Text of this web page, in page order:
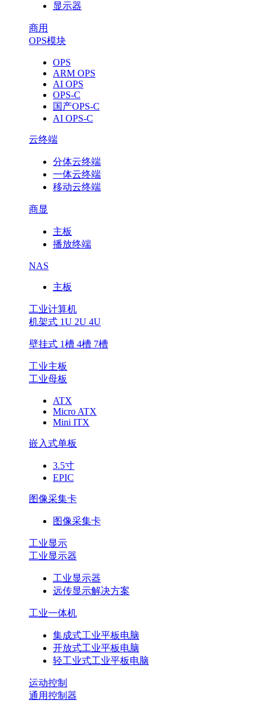
国)
显示器
商用
OPS模块
OPS
ARM OPS
AI OPS
OPS-C
国产OPS-C
AI OPS-C
云终端
分体云终端
一体云终端
移动云终端
商显
主板
播放终端
NAS
主板
工业计算机
机架式 1U 2U 4U
壁挂式 1槽 4槽 7槽
工业主板
工业母板
ATX
Micro ATX
Mini ITX
嵌入式单板
3.5寸
EPIC
图像采集卡
图像采集卡
工业显示
工业显示器
工业显示器
远传显示解决方案
工业一体机
集成式工业平板电脑
开放式工业平板电脑
轻工业式工业平板电脑
运动控制
通用控制器